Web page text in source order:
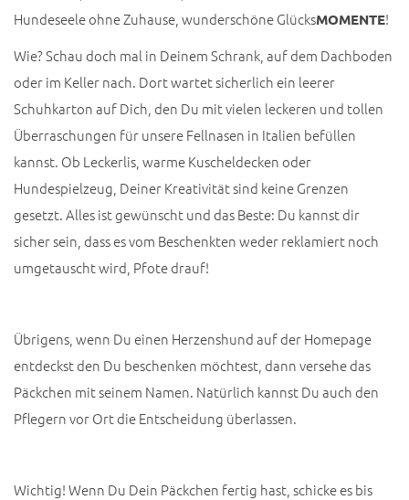
Hundeseele ohne Zuhause, wunderschöne GlücksMOMENTE!
Wie? Schau doch mal in Deinem Schrank, auf dem Dachboden
oder im Keller nach. Dort wartet sicherlich ein leerer
Schuhkarton auf Dich, den Du mit vielen leckeren und tollen
Überraschungen für unsere Fellnasen in Italien befüllen
kannst. Ob Leckerlis, warme Kuscheldecken oder
Hundespielzeug, Deiner Kreativität sind keine Grenzen
gesetzt. Alles ist gewünscht und das Beste: Du kannst dir
sicher sein, dass es vom Beschenkten weder reklamiert noch
umgetauscht wird, Pfote drauf!
Übrigens, wenn Du einen Herzenshund auf der Homepage
entdeckst den Du beschenken möchtest, dann versehe das
Päckchen mit seinem Namen. Natürlich kannst Du auch den
Pflegern vor Ort die Entscheidung überlassen.
Wichtig! Wenn Du Dein Päckchen fertig hast, schicke es bis